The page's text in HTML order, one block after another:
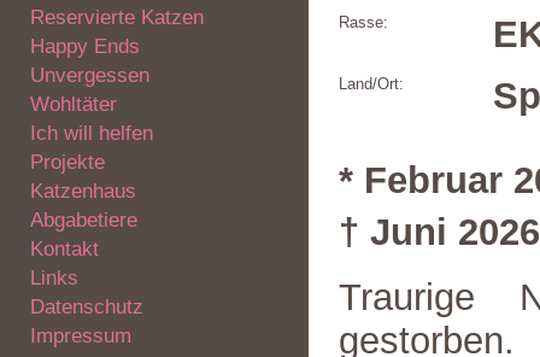
Reservierte Katzen
Happy Ends
Unvergessen
Wohltäter
Ich will helfen
Projekte
Katzenhaus
Abgabetiere
Kontakt
Links
Datenschutz
Impressum
Rasse:
Land/Ort:
* Februar
† Juni 2026
Traurige
gestorben.